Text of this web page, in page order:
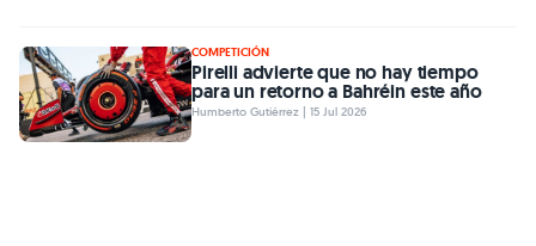
COMPETICIÓN
Pirelli advierte que no hay tiempo
para un retorno a Bahréin este año
Humberto Gutiérrez | 15 Jul 2026